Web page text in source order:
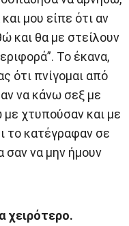
μου είπε ότι αν
και θα με στείλουν
Το έκανα,
ότι πνίγομαι από
να κάνω σεξ με
χτυπούσαν και με
το κατέγραφαν σε
σαν να μην ήμουν
χειρότερο.